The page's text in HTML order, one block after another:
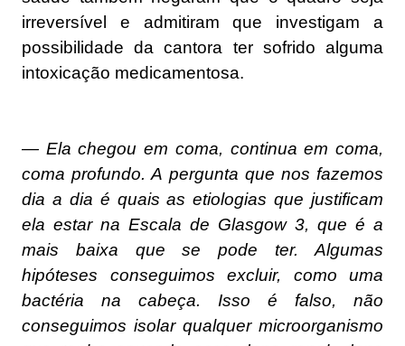
irreversível e admitiram que investigam a
possibilidade da cantora ter sofrido alguma
intoxicação medicamentosa.
— Ela chegou em coma, continua em coma,
coma profundo. A pergunta que nos fazemos
dia a dia é quais as etiologias que justificam
ela estar na Escala de Glasgow 3, que é a
mais baixa que se pode ter. Algumas
hipóteses conseguimos excluir, como uma
bactéria na cabeça. Isso é falso, não
conseguimos isolar qualquer microorganismo